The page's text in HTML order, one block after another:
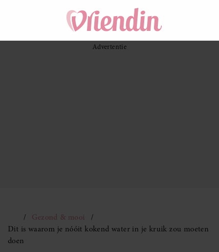
Gezond & mooi
Dit is waarom je nóóit kokend water in je kruik zou moeten
doen